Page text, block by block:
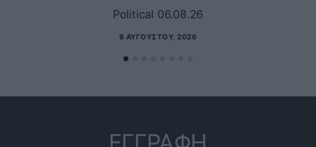
Political 06.08.26
6 ΑΥΓΟΎΣΤΟΥ, 2026